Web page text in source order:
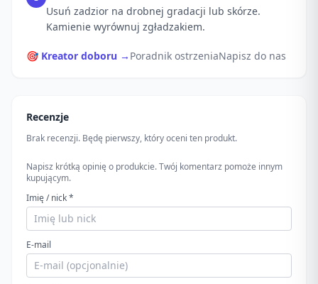
Usuń zadzior na drobnej gradacji lub skórze.
Kamienie wyrównuj zgładzakiem.
🎯 Kreator doboru → Poradnik ostrzeniaNapisz do nas
Recenzje
Brak recenzji. Będę pierwszy, który oceni ten produkt.
Napisz krótką opinię o produkcie. Twój komentarz pomoże innym
kupującym.
Imię / nick *
E-mail